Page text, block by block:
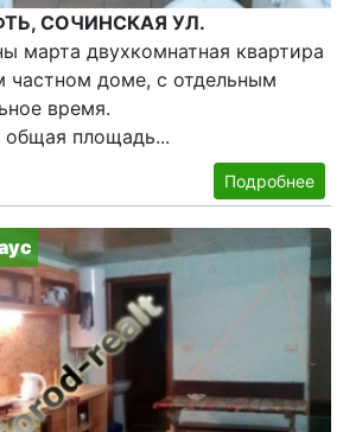
СОЧИНСКАЯ УЛ.
марта двухкомнатная квартира
частном доме, с отдельным
время.
площадь...
Подробнее